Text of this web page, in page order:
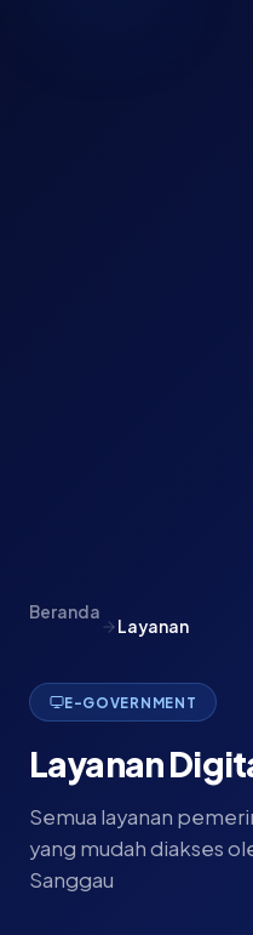
Beranda
Layanan
E-GOVERNMENT
Layanan
Semua layanan
yang mudah diakses
Sanggau